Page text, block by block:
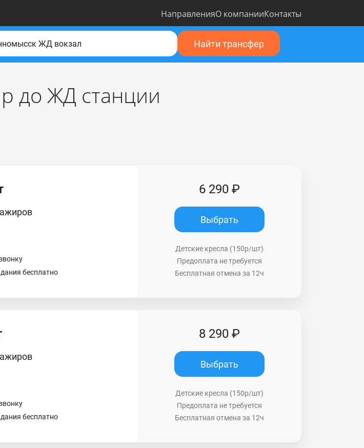
НаправленияО компанииКонтакты
Найти трансфер
до ЖД станции
бесплатно
6 290 ₽
Выбрать
Детские кресла (150р/шт)
Предоплата не требуется
Бесплатная отмена за 12ч
бесплатно
8 290 ₽
Выбрать
Детские кресла (150р/шт)
Предоплата не требуется
Бесплатная отмена за 12ч